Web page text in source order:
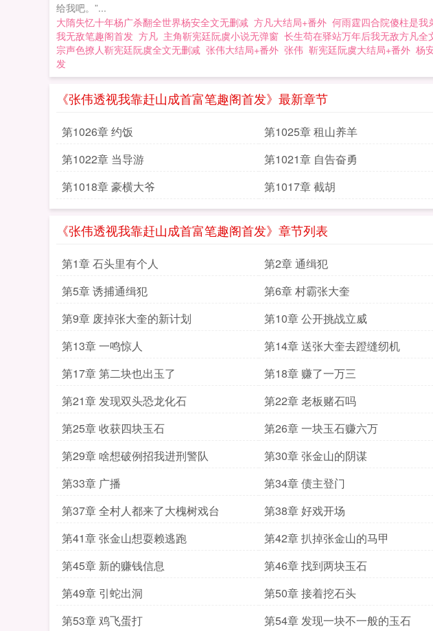
给我吧。”...
大隋失忆十年杨广杀翻全世界杨安全文无删减 方凡大结局+番外 何雨霆四合院傻柱是我
我无敌笔趣阁首发 方凡 主角靳宪廷阮虞小说无弹窗 长生苟在驿站万年后我无敌方凡全
宗声色撩人靳宪廷阮虞全文无删减 张伟大结局+番外 张伟 靳宪廷阮虞大结局+番外 杨
发
《张伟透视我靠赶山成首富笔趣阁首发》最新章节
第1026章 约饭 第1025章 租山养羊
第1022章 当导游
第1021章 自告奋勇
第1018章 豪横大爷
第1017章 截胡
《张伟透视我靠赶山成首富笔趣阁首发》章节列表
第1章 石头里有个人 第2章 通缉犯
第5章 诱捕通缉犯
第6章 村霸张大奎
第9章 废掉张大奎的新计划
第10章 公开挑战立威
第13章 一鸣惊人
第14章 送张大奎去蹬缝纫机
第17章 第二块也出玉了
第18章 赚了一万三
第21章 发现双头恐龙化石
第22章 老板赌石吗
第25章 收获四块玉石
第26章 一块玉石赚六万
第29章 啥想破例招我进刑警队
第30章 张金山的阴谋
第33章 广播
第34章 债主登门
第37章 全村人都来了大槐树戏台
第38章 好戏开场
第41章 张金山想耍赖逃跑
第42章 扒掉张金山的马甲
第45章 新的赚钱信息
第46章 找到两块玉石
第49章 引蛇出洞
第50章 接着挖石头
第53章 鸡飞蛋打
第54章 发现一块不一般的玉石